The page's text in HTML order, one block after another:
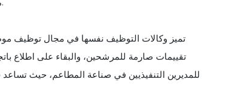
تميز وكالات التوظيف نفسها في مجال توظيف
تقييمات صارمة للمرشحين، والبقاء على اطلاع
للمديرين التنفيذيين في صناعة المطاعم، حيث